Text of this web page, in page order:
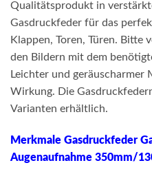
Qualitätsprodukt in
Gasdruckfeder für das
Klappen, Toren, Türen. Bitte
den Bildern mit dem
Leichter und geräuscharmer
Wirkung. Die
Varianten erhältlich.
Merkmale Gasdruckfeder
Augenaufnahme 350mm/